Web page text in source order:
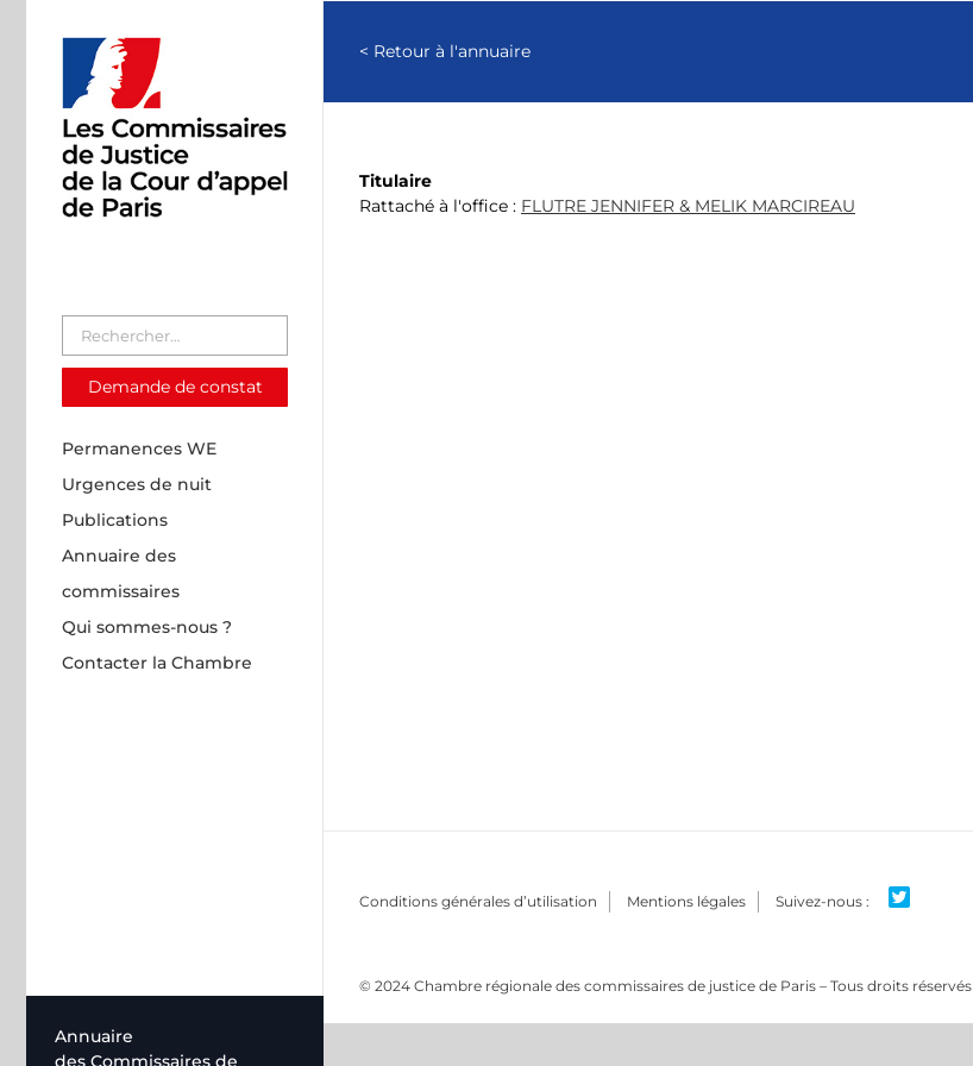
Demande de constat
Permanences WE
Urgences de nuit
Publications
Annuaire des
commissaires
Qui sommes-nous ?
Contacter la Chambre
Annuaire
des Commissaires de
< Retour à l'annuaire
Titulaire
Rattaché à l'office : FLUTRE JENNIFER & MELIK MARCIREAU
Conditions générales d’utilisation Mentions légales
© 2024 Chambre régionale des commissaires de justice de Paris – Tous droits réservés